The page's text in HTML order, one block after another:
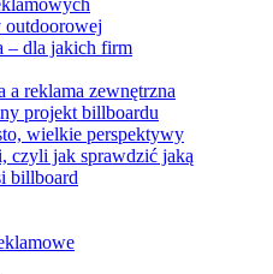
outdoorowej
– dla jakich firm
a reklama zewnętrzna
projekt billboardu
wielkie perspektywy
czyli jak sprawdzić jaką
billboard